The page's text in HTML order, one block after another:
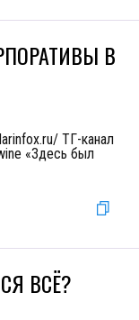
В
ТГ-канал
«Здесь был
ВСЁ?